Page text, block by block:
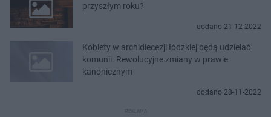
przyszłym roku?
dodano 21-12-2022
Kobiety w archidiecezji łódzkiej będą udzielać
komunii. Rewolucyjne zmiany w prawie
kanonicznym
dodano 28-11-2022